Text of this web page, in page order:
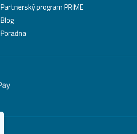
Partnerský program PRIME
Blog
Poradna